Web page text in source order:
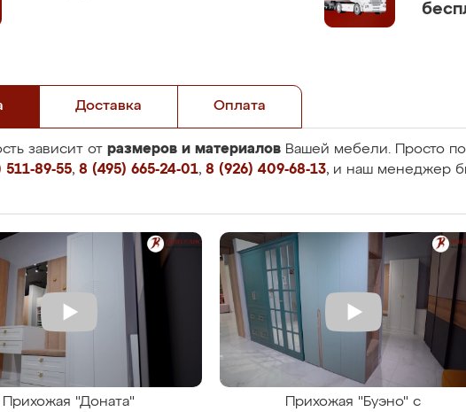
Доставка Оплата
зависит от размеров и материалов Вашей мебели. Просто
89-55, 8 (495) 665-24-01, 8 (926) 409-68-13, и наш менеджер
Прихожая "Доната"
Прихожая "Буэно" с